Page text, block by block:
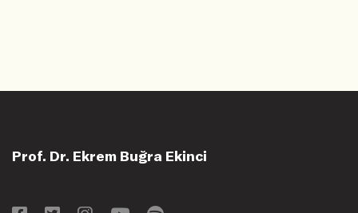
Prof. Dr. Ekrem Buğra Ekinci